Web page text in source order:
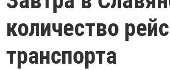
количество
транспорта